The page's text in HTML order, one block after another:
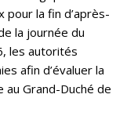
pour la fin d’après-
la journée du
les autorités
afin d’évaluer la
Grand-Duché de